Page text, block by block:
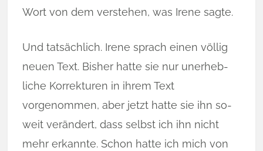
Wort von dem verstehen, was Irene sagte.
Und tatsächlich. Irene sprach einen völlig
neuen Text. Bisher hatte sie nur uner­heb­
liche Korrekturen in ihrem Text
vorgenommen, aber jetzt hatte sie ihn so­
weit ver­än­dert, dass selbst ich ihn nicht
mehr erkannte. Schon hatte ich mich von